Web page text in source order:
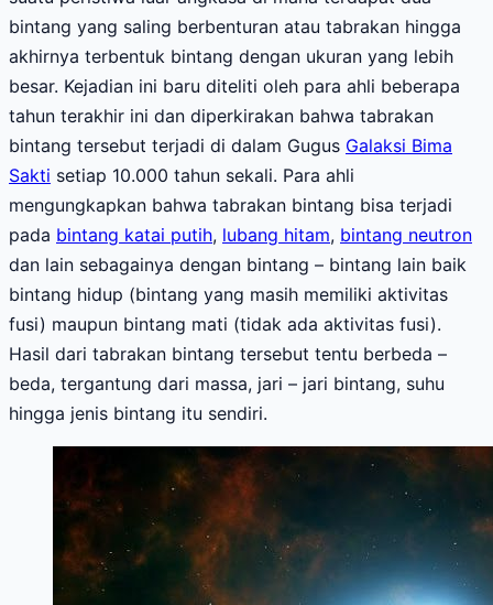
bintang yang saling berbenturan atau tabrakan hingga
akhirnya terbentuk bintang dengan ukuran yang lebih
besar. Kejadian ini baru diteliti oleh para ahli beberapa
tahun terakhir ini dan diperkirakan bahwa tabrakan
bintang tersebut terjadi di dalam Gugus Galaksi Bima
Sakti setiap 10.000 tahun sekali. Para ahli
mengungkapkan bahwa tabrakan bintang bisa terjadi
pada bintang katai putih, lubang hitam, bintang neutron
dan lain sebagainya dengan bintang – bintang lain baik
bintang hidup (bintang yang masih memiliki aktivitas
fusi) maupun bintang mati (tidak ada aktivitas fusi).
Hasil dari tabrakan bintang tersebut tentu berbeda –
beda, tergantung dari massa, jari – jari bintang, suhu
hingga jenis bintang itu sendiri.